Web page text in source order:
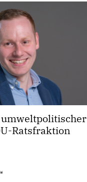
umweltpolitischer
Ratsfraktion